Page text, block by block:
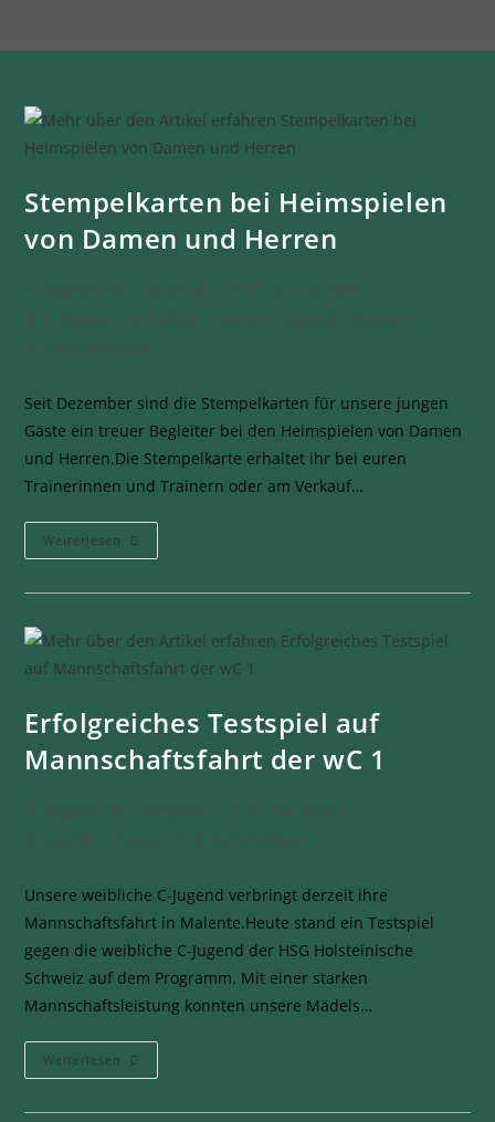
Stempelkarten bei Heimspielen
von Damen und Herren
Hagener SV - Handball
17. Januar 2024
1. Damen / 2. Damen / Herren / Jugend / Presse
0 Kommentare
Seit Dezember sind die Stempelkarten für unsere jungen
Gäste ein treuer Begleiter bei den Heimspielen von Damen
und Herren.Die Stempelkarte erhaltet ihr bei euren
Trainerinnen und Trainern oder am Verkauf…
Weiterlesen
Erfolgreiches Testspiel auf
Mannschaftsfahrt der wC 1
Hagener SV - Handball
11. Juli 2026
Jugend / Presse 0 Kommentare
Unsere weibliche C-Jugend verbringt derzeit ihre
Mannschaftsfahrt in Malente.Heute stand ein Testspiel
gegen die weibliche C-Jugend der HSG Holsteinische
Schweiz auf dem Programm. Mit einer starken
Mannschaftsleistung konnten unsere Mädels…
Weiterlesen